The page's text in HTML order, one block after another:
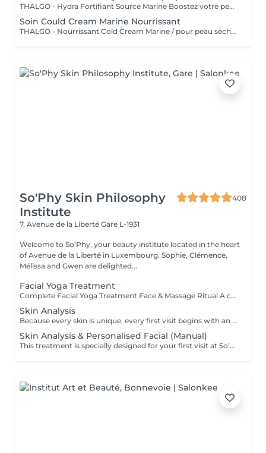
THALGO - Hydra Fortifiant Source Marine Boostez votre peau avec la technologie du masque LED : un soin haute performance qui stimule , traite et illumine votre teint dès la première séance
Soin Could Cream Marine Nourrissant
THALGO - Nourrissant Cold Cream Marine / pour peau sèche Boostez votre peau avec la technologie du masque LED : un soin haute performance qui stimule , traite et illumine votre teint dès la première séance
So'Phy Skin Philosophy
Institute
408
7, Avenue de la Liberté Gare L-1931
Welcome to So'Phy, your beauty institute located in the heart
of Avenue de la Liberté in Luxembourg. Sophie, Clémence,
Mélissa and Gwen are delighted...
Facial Yoga Treatment
Complete Facial Yoga Treatment Face & Massage Ritual A complete treatment combining the essential steps of a facial with the power of the Facial Yoga Massage. Following a deep cleanse, exfoliation and targeted skin work, the massage stimulates the muscles, boosts circulation and releases facial tension. The ritual continues with the application of tailored skincare to hydrate, rebalance and reveal your skin's natural glow. The skin appears smoother, more radiant and the facial contours naturally redefined. An ideal treatment for those seeking to combine effectiveness, relaxation and visible results. As with every treatment at So'Phy, the protocol is adapted to your skin's needs.
Skin Analysis
Because every skin is unique, every first visit begins with an in-depth analysis. This diagnosis allows us to understand your skin's current condition, its real needs and any imbalances, in order to tailor your treatment with precision and care. Using advanced diagnostic technology combined with the expertise of your Skin Coach, we take the time to observe, discuss and guide you towards the most suitable solutions. This first appointment is an essential step to ensure truly effective treatments and long-lasting results.
Skin Analysis & Personalised Facial (Manual)
This treatment is specially designed for your first visit at So’Phy. It begins with an in-depth skin analysis to understand your skin’s real needs and identify any imbalances. The 60-minute facial is then fully customised and performed using exclusively manual techniques, tailored to your skin and your desired results. Each step is designed to rebalance the skin, stimulate its natural functions and provide a moment of deep relaxation. This first appointment allows you to benefit from a targeted treatment, personalised advice and a complete approach.